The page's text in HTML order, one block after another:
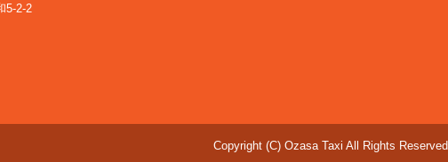
5-2-2
Copyright (C) Ozasa Taxi All Rights Reserved.